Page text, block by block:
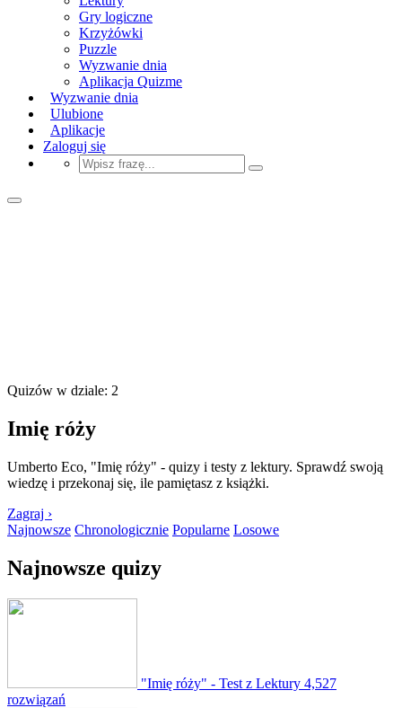
Gry logiczne
Krzyżówki
Puzzle
Wyzwanie dnia
Aplikacja Quizme
Wyzwanie dnia
Ulubione
Aplikacje
Zaloguj się
Quizów w dziale: 2
Imię róży
Umberto Eco, "Imię róży" - quizy i testy z lektury. Sprawdź swoją
wiedzę i przekonaj się, ile pamiętasz z książki.
Zagraj ›
Najnowsze Chronologicznie Popularne Losowe
Najnowsze quizy
"Imię róży" - Test z Lektury 4,527
rozwiązań